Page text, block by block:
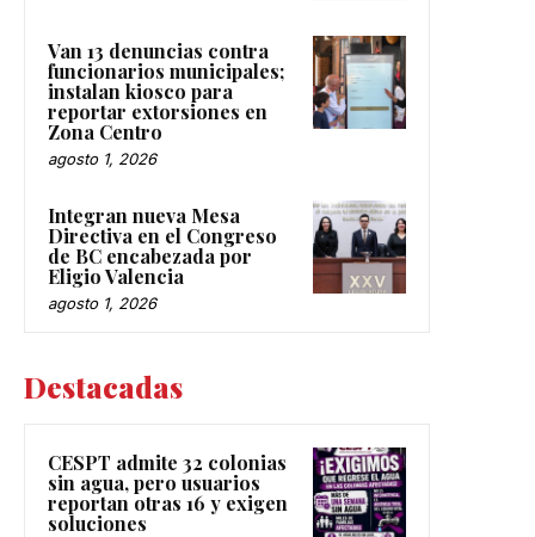
Van 13 denuncias contra
funcionarios municipales;
instalan kiosco para
reportar extorsiones en
Zona Centro
agosto 1, 2026
Integran nueva Mesa
Directiva en el Congreso
de BC encabezada por
Eligio Valencia
agosto 1, 2026
Destacadas
CESPT admite 32 colonias
sin agua, pero usuarios
reportan otras 16 y exigen
soluciones